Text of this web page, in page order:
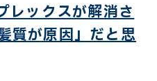
レックスが解消さ
質が原因」だと思